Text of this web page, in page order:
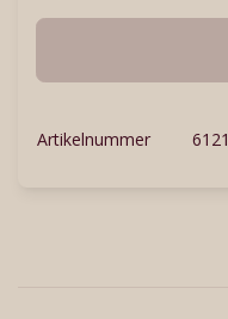
Artikelnummer 6121